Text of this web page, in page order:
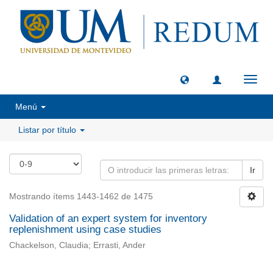
Menú
Listar por título
Ir
Mostrando ítems 1443-1462 de 1475
Validation of an expert system for inventory
replenishment using case studies
Chackelson, Claudia; Errasti, Ander